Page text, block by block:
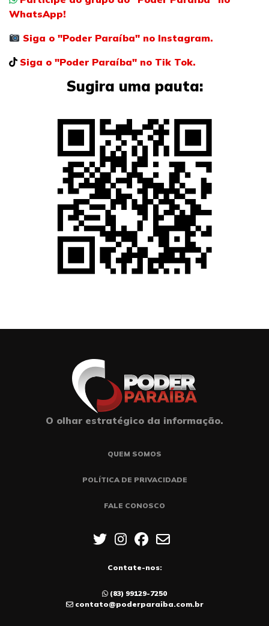
WhatsApp!
Siga o "Poder Paraíba" no Instagram.
Siga o "Poder Paraíba" no Tik Tok.
Sugira uma pauta:
O olhar estratégico da informação.
QUEM SOMOS
POLÍTICA DE PRIVACIDADE
FALE CONOSCO
Contate-nos:
(83) 99129-7250
contato@poderparaiba.com.br